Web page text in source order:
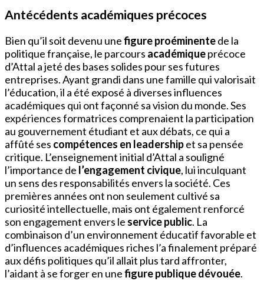
Antécédents académiques précoces
Bien qu’il soit devenu unefigure proéminentede la
politique française, le parcours académiqueprécoce
d’Attal a jeté des bases solides pour ses futures
entreprises. Ayant grandi dans une famille qui valorisait
l’éducation, il a été exposé à diverses influences
académiques qui ont façonné sa vision du monde. Ses
expériences formatrices comprenaient la participation
au gouvernement étudiant et aux débats, ce qui a
affûté ses compétences en leadershipet sa pensée
critique. L’enseignement initial d’Attal a souligné
l’importance de l’engagement civique, lui inculquant
un sens des responsabilités envers la société. Ces
premières années ont non seulement cultivé sa
curiosité intellectuelle, mais ont également renforcé
son engagement envers le service public. La
combinaison d’un environnement éducatif favorable et
d’influences académiques riches l’a finalement préparé
aux défis politiques qu’il allait plus tard affronter,
l’aidant à se forger en unefigure publique dévouée.